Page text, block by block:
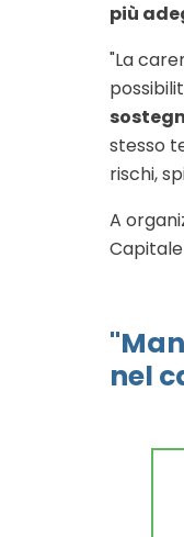
più
"La
stesso
rischi,
A
Capitale
nel